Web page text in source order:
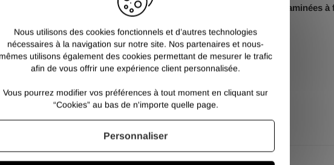
Les cornières PAF sont laminées
Nous utilisons des cookies fonctionnels et d’autres technologies
nécessaires à la navigation sur notre site. Nos partenaires et nous-
mêmes utilisons également des cookies permettant de mesurer le trafic
afin de vous offrir une expérience client personnalisée.
Vous pourrez modifier vos préférences à tout moment en cliquant sur
“Cookies” au bas de n'importe quelle page.
Personnaliser